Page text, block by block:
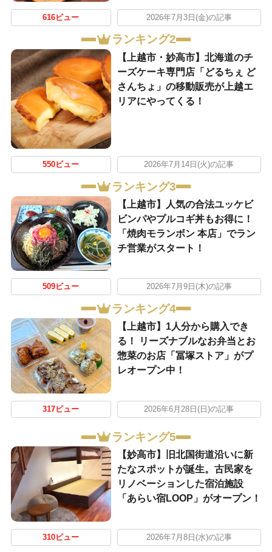
616ビュー 2026年7月3日(金)の記事
ランキング2
【上越市・妙高市】北海道のチ
ーズケーキ専門店「どるちぇ ど
さんちょ」の移動販売が上越エ
リアにやってくる！
550ビュー 2026年7月14日(火)の記事
ランキング3
【上越市】人気の合法ユッケビ
ビンパやプルコギ丼もお得に！
「焼肉モランボン 本店」でラン
チ営業がスタート！
509ビュー 2026年7月9日(木)の記事
ランキング4
【上越市】1人分から購入でき
る！ リーズナブルなお弁当とお
惣菜のお店「冨塚ストア」がプ
レオープン中！
317ビュー 2026年6月28日(日)の記事
ランキング5
【妙高市】旧北国街道沿いに新
たなスポットが誕生。古民家を
リノベーションした宿泊施設
「あらい宿LOOP」がオープン！
310ビュー 2026年7月8日(水)の記事